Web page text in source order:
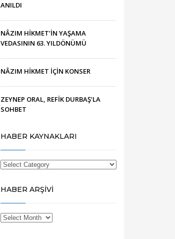
ANILDI
NÂZIM HİKMET’İN YAŞAMA
VEDASININ 63. YILDÖNÜMÜ
NÂZIM HİKMET İÇİN KONSER
ZEYNEP ORAL, REFİK DURBAŞ’LA
SOHBET
HABER KAYNAKLARI
HABER ARŞİVİ